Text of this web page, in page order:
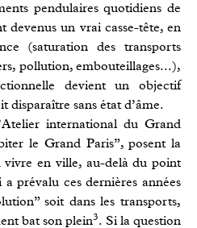
pendulaires quotidiens de
devenus un vrai casse-tête, en
(saturation des transports
pollution, embouteillages...),
devient un objectif
disparaître sans état d’âme.
international du Grand
le Grand Paris”, posent la
vivre en ville, au-delà du point
prévalu ces dernières années
soit dans les transports,
bat son plein3. Si la question